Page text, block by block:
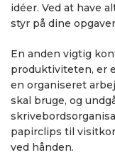
idéer. Ved at have
styr på dine
En anden vigtig
produktiviteten, er
en organiseret
skal bruge, og
papirclips til
ved hånden.